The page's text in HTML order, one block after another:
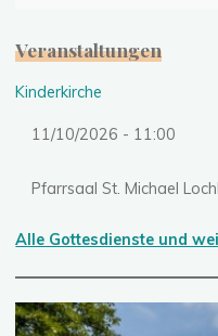
Veranstaltungen
Kinderkirche
11/10/2026 - 11:00
Pfarrsaal St. Michael
Alle Gottesdienste und